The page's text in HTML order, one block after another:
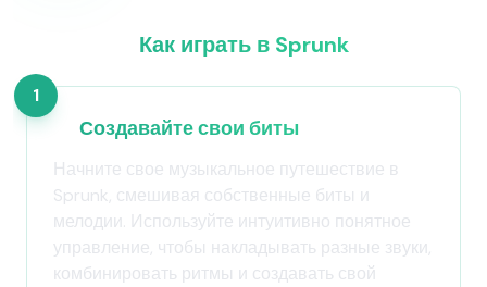
Как играть в Sprunk
1
Создавайте свои биты
Начните свое музыкальное путешествие в
Sprunk, смешивая собственные биты и
мелодии. Используйте интуитивно понятное
управление, чтобы накладывать разные звуки,
комбинировать ритмы и создавать свой